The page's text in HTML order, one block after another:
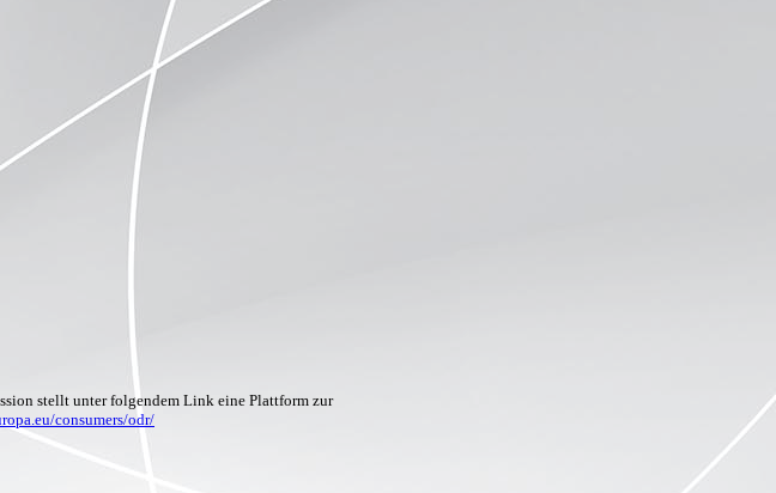
stellt unter folgendem Link eine Plattform zur
consumers/odr/